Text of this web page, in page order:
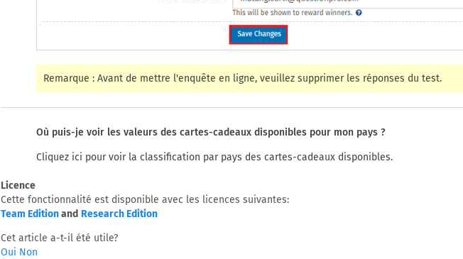
Remarque : Avant de mettre l'enquête en ligne, veuillez supprimer les réponses du test.
Où puis-je voir les valeurs des cartes-cadeaux disponibles pour mon pays ?
Cliquez ici pour voir la classification par pays des cartes-cadeaux disponibles.
Licence
Cette fonctionnalité est disponible avec les licences suivantes:
Team Editionand Research Edition
Cet article a-t-il été utile?
Oui Non